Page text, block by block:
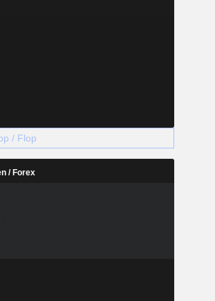
/ Flop
/ Forex